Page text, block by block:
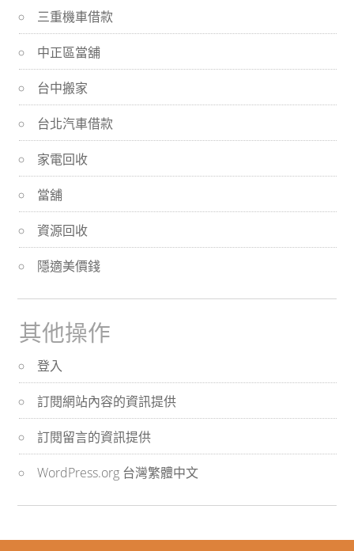
三重機車借款
中正區當舖
台中搬家
台北汽車借款
家電回收
當舖
資源回收
隱適美價錢
其他操作
登入
訂閱網站內容的資訊提供
訂閱留言的資訊提供
WordPress.org 台灣繁體中文